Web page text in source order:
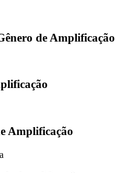
de Amplificação
Amplificação